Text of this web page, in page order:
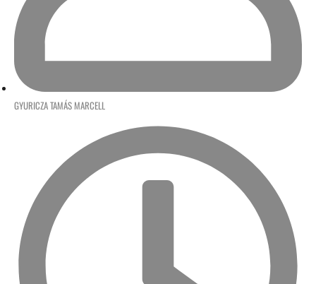
GYURICZA TAMÁS MARCELL